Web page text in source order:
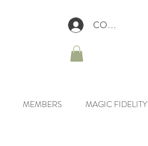
MEMBERS MAGIC FIDELITY
CONNEXION